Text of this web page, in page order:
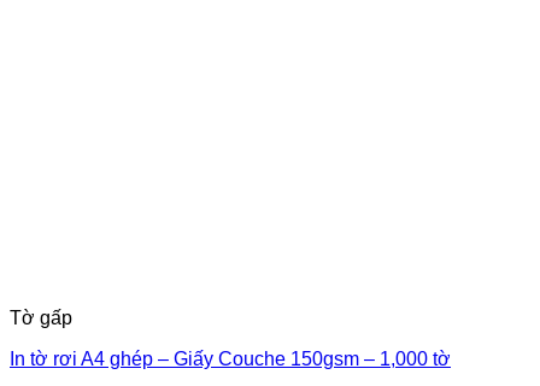
Tờ gấp
In tờ rơi A4 ghép – Giấy Couche 150gsm – 1,000 tờ